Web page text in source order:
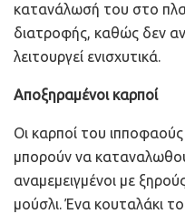
κατανάλωσή του στο
διατροφής, καθώς δεν
λειτουργεί ενισχυτικά.
Αποξηραμένοι καρποί
Οι καρποί του
μπορούν να
αναμεμειγμένοι με
μούσλι. Ένα κουταλάκι